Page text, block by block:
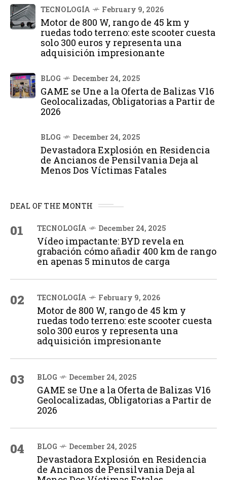
TECNOLOGÍA February 9, 2026
Motor de 800 W, rango de 45 km y
ruedas todo terreno: este scooter cuesta
solo 300 euros y representa una
adquisición impresionante
BLOG December 24, 2025
GAME se Une a la Oferta de Balizas V16
Geolocalizadas, Obligatorias a Partir de
2026
BLOG December 24, 2025
Devastadora Explosión en Residencia
de Ancianos de Pensilvania Deja al
Menos Dos Víctimas Fatales
DEAL OF THE MONTH
01 TECNOLOGÍA December 24, 2025
Vídeo impactante: BYD revela en
grabación cómo añadir 400 km de rango
en apenas 5 minutos de carga
02 TECNOLOGÍA February 9, 2026
Motor de 800 W, rango de 45 km y
ruedas todo terreno: este scooter cuesta
solo 300 euros y representa una
adquisición impresionante
03 BLOG December 24, 2025
GAME se Une a la Oferta de Balizas V16
Geolocalizadas, Obligatorias a Partir de
2026
04 BLOG December 24, 2025
Devastadora Explosión en Residencia
de Ancianos de Pensilvania Deja al